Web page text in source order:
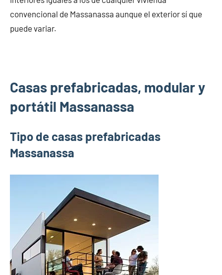
convencional de Massanassa aunque el exterior sí que
puede variar.
Casas prefabricadas, modular y
portátil Massanassa
Tipo de casas prefabricadas
Massanassa